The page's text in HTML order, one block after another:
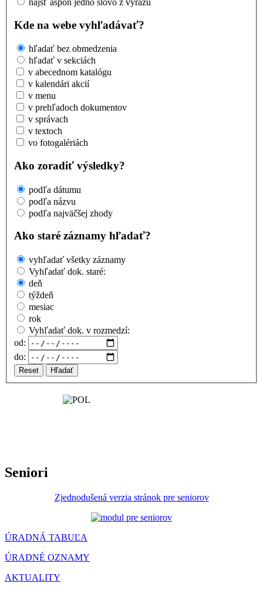
Kde na webe vyhľadávať?
hľadať bez obmedzenia
hľadať v sekciách
v abecednom katalógu
v kalendári akcií
v menu
v prehľadoch dokumentov
v správach
v textoch
vo fotogalériách
Ako zoradiť výsledky?
podľa dátumu
podľa názvu
podľa najväčšej zhody
Ako staré záznamy hľadať?
vyhľadať všetky záznamy
Vyhľadať dok. staré:
deň
týždeň
mesiac
rok
Vyhľadať dok. v rozmedzí:
od:
do:
Reset Hľadať
Seniori
Zjednodušená verzia stránok pre seniorov
ÚRADNÁ TABUĽA
ÚRADNÉ OZNAMY
AKTUALITY